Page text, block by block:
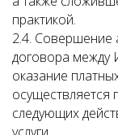
практикой.
2.4. Совершение
договора между
оказание
осуществляется
следующих